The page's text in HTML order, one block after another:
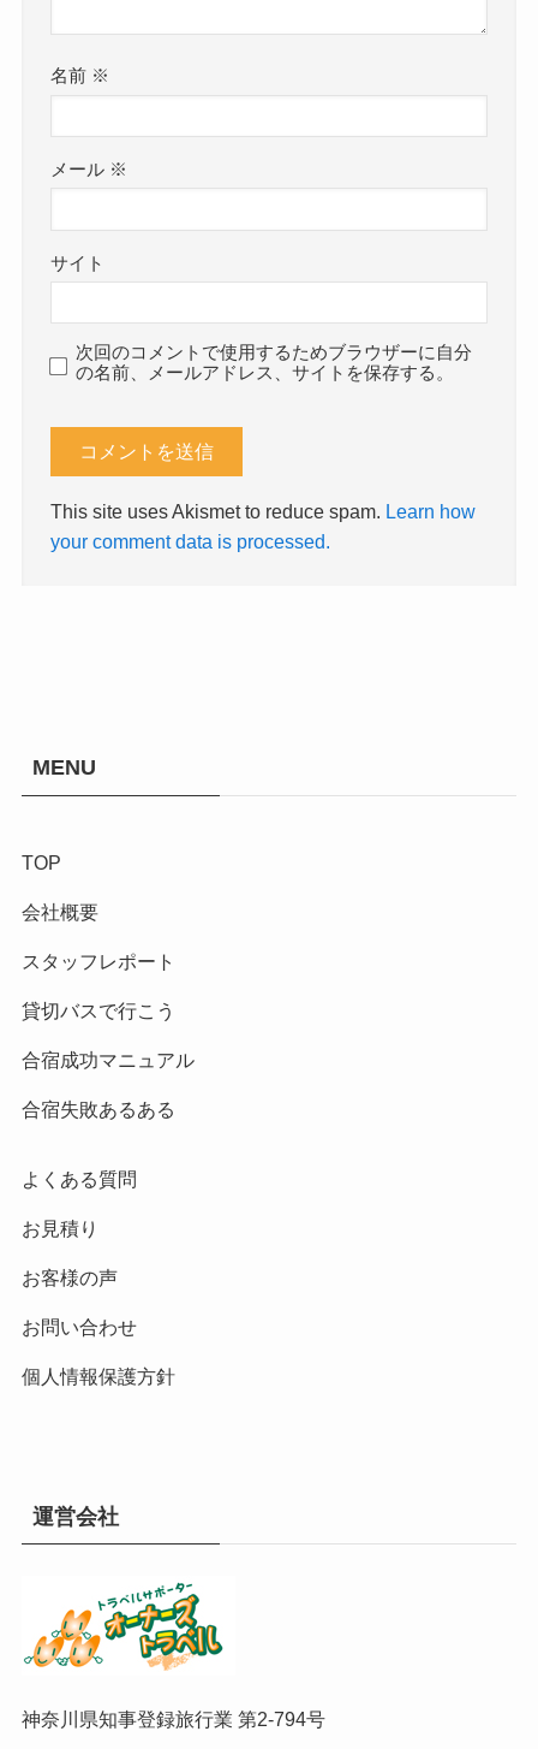
名前 ※
メール ※
サイト
次回のコメントで使用するためブラウザーに自分
の名前、メールアドレス、サイトを保存する。
This site uses Akismet to reduce spam. Learn how
your comment data is processed.
MENU
TOP
会社概要
スタッフレポート
貸切バスで行こう
合宿成功マニュアル
合宿失敗あるある
よくある質問
お見積り
お客様の声
お問い合わせ
個人情報保護方針
運営会社
神奈川県知事登録旅行業 第2-794号